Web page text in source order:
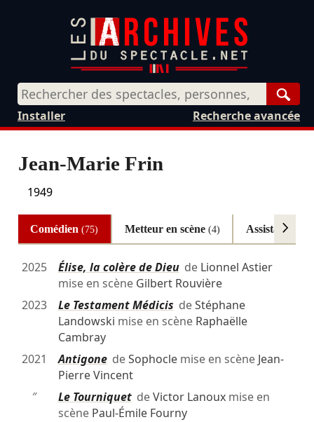
Recherche avancée
Installer
Jean-Marie Frin
1949
Comédien(75) Metteur en scène (4) Assistant à la
2025 Élise, la colère de Dieude Lionnel Astier
mise en scène Gilbert Rouvière
2023
Le Testament Médicis deStéphane
Landowski mise en scène Raphaëlle
Cambray
2021
AntigonedeSophoclemise en scène Jean-
Pierre Vincent
″
Le TourniquetdeVictor Lanouxmise en
scène Paul-Émile Fourny